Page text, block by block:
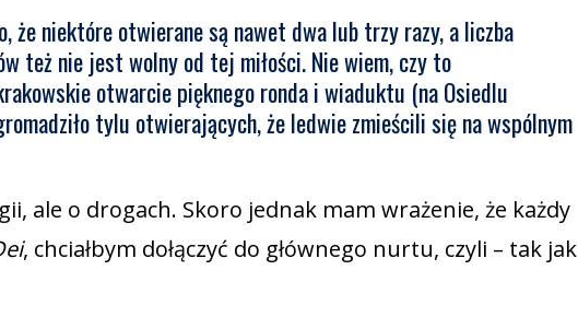
niektóre otwierane są nawet dwa lub trzy razy, a liczba
też nie jest wolny od tej miłości. Nie wiem, czy to
otwarcie pięknego ronda i wiaduktu (na Osiedlu
tylu otwierających, że ledwie zmieścili się na wspólnym
ale o drogach. Skoro jednak mam wrażenie, że każdy
, chciałbym dołączyć do głównego nurtu, czyli – tak jak